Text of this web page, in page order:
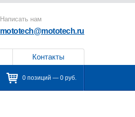
Написать нам
mototech@mototech.ru
Контакты
0 позиций — 0 руб.